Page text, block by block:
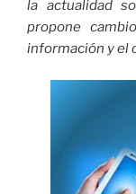
la actualidad
propone
información y el